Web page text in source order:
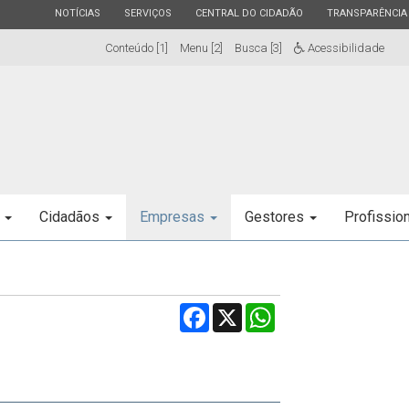
ESTADO
NOTÍCIAS ESTADO
SERVIÇOS ESTADO
CENTRAL DO CIDADÃO ESTADO
TRANSPARÊNCIA
Conteúdo [1] Menu [2] Busca [3] Acessibilidade
Cidadãos Empresas Gestores
Facebook
X WhatsApp